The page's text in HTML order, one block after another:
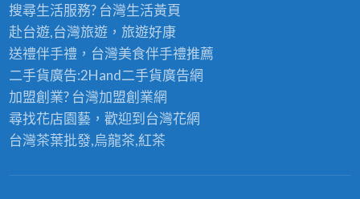
搜尋生活服務? 台灣生活黃頁
赴台遊,台灣旅遊，旅遊好康
送禮伴手禮，台灣美食伴手禮推薦
二手貨廣告:2Hand二手貨廣告網
加盟創業? 台灣加盟創業網
尋找花店園藝，歡迎到台灣花網
台灣茶葉批發,烏龍茶,紅茶